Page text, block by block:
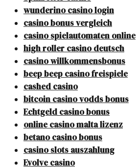
wunderino casino login
casino bonus vergleich
casino spielautomaten online
high roller casino deutsch
casino willkommensbonus
beep beep casino freispiele
cashed casino
bitcoin casino vodds bonus
Echtgeld casino bonus
online casino malta lizenz
betano casino bonus
casino slots auszahlung
Evolve casino